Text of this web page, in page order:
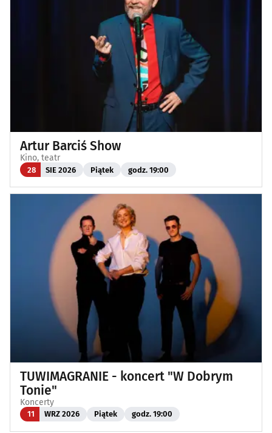
Artur Barciś Show
Kino, teatr
28 SIE 2026 Piątek godz. 19:00
TUWIMAGRANIE - koncert "W Dobrym
Tonie"
Koncerty
11 WRZ 2026 Piątek godz. 19:00